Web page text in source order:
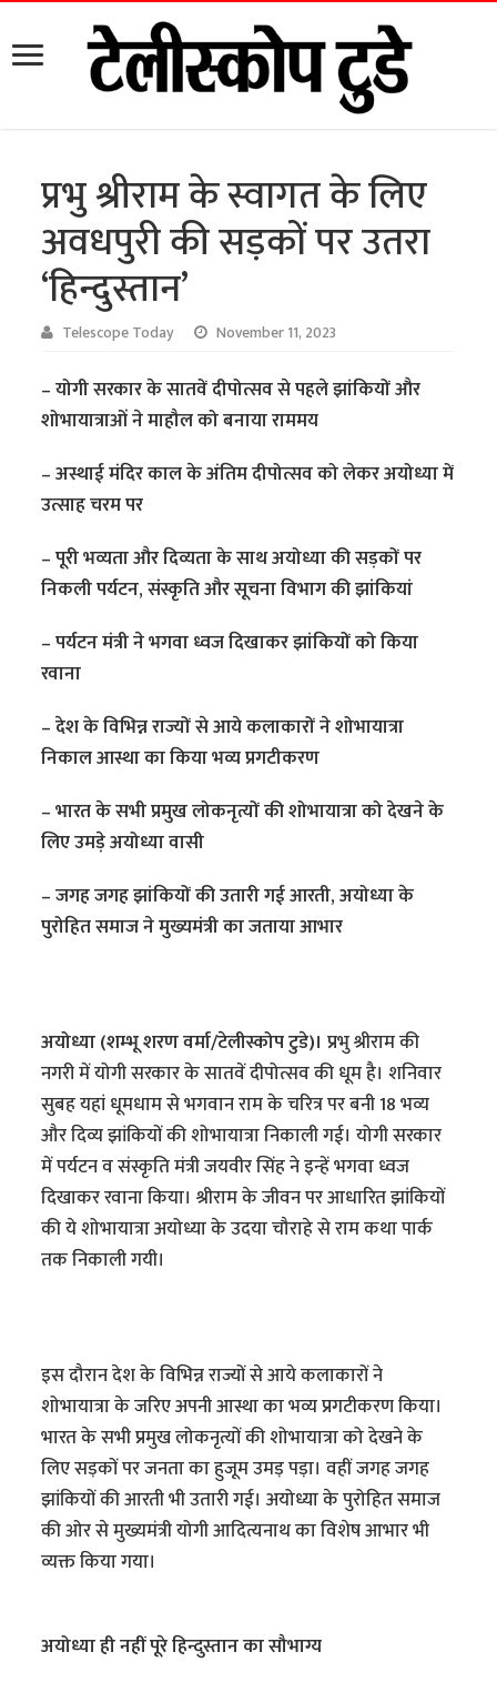
प्रभु श्रीराम के स्वागत के लिए
अवधपुरी की सड़कों पर उतरा
‘हिन्दुस्तान’
Telescope Today November 11, 2023
– योगी सरकार के सातवें दीपोत्सव से पहले झांकियों और
शोभायात्राओं ने माहौल को बनाया राममय
– अस्थाई मंदिर काल के अंतिम दीपोत्सव को लेकर अयोध्या में
उत्साह चरम पर
– पूरी भव्यता और दिव्यता के साथ अयोध्या की सड़कों पर
निकली पर्यटन, संस्कृति और सूचना विभाग की झांकियां
– पर्यटन मंत्री ने भगवा ध्वज दिखाकर झांकियों को किया
रवाना
– देश के विभिन्न राज्यों से आये कलाकारों ने शोभायात्रा
निकाल आस्था का किया भव्य प्रगटीकरण
– भारत के सभी प्रमुख लोकनृत्यों की शोभायात्रा को देखने के
लिए उमड़े अयोध्या वासी
– जगह जगह झांकियों की उतारी गई आरती, अयोध्या के
पुरोहित समाज ने मुख्यमंत्री का जताया आभार
अयोध्या (शम्भू शरण वर्मा/टेलीस्कोप टुडे)।प्रभु श्रीराम की
नगरी में योगी सरकार के सातवें दीपोत्सव की धूम है। शनिवार
सुबह यहां धूमधाम से भगवान राम के चरित्र पर बनी 18 भव्य
और दिव्य झांकियों की शोभायात्रा निकाली गई। योगी सरकार
में पर्यटन व संस्कृति मंत्री जयवीर सिंह ने इन्हें भगवा ध्वज
दिखाकर रवाना किया। श्रीराम के जीवन पर आधारित झांकियों
की ये शोभायात्रा अयोध्या के उदया चौराहे से राम कथा पार्क
तक निकाली गयी।
इस दौरान देश के विभिन्न राज्यों से आये कलाकारों ने
शोभायात्रा के जरिए अपनी आस्था का भव्य प्रगटीकरण किया।
भारत के सभी प्रमुख लोकनृत्यों की शोभायात्रा को देखने के
लिए सड़कों पर जनता का हुजूम उमड़ पड़ा। वहीं जगह जगह
झांकियों की आरती भी उतारी गई। अयोध्या के पुरोहित समाज
की ओर से मुख्यमंत्री योगी आदित्यनाथ का विशेष आभार भी
व्यक्त किया गया।
अयोध्या ही नहीं पूरे हिन्दुस्तान का सौभाग्य